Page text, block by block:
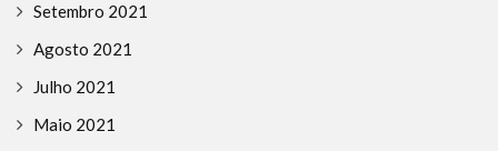
Setembro 2021
Agosto 2021
Julho 2021
Maio 2021